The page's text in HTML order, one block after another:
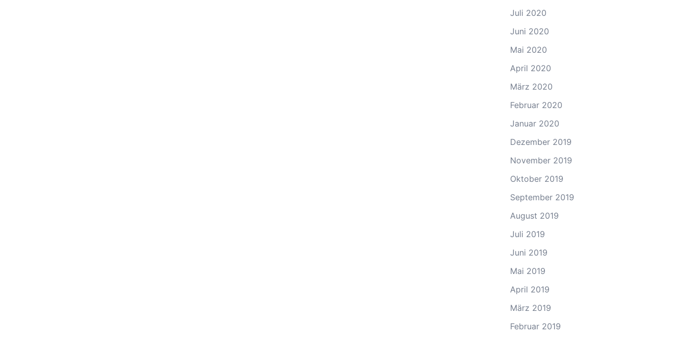
Juli 2020
Juni 2020
Mai 2020
April 2020
März 2020
Februar 2020
Januar 2020
Dezember 2019
November 2019
Oktober 2019
September 2019
August 2019
Juli 2019
Juni 2019
Mai 2019
April 2019
März 2019
Februar 2019